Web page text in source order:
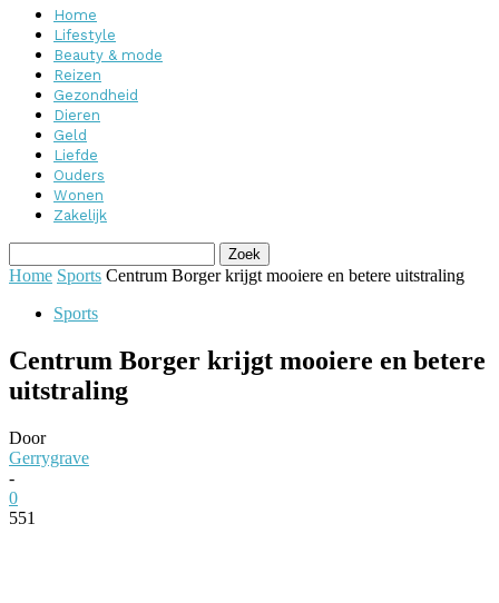
Home
Lifestyle
Beauty & mode
Reizen
Gezondheid
Dieren
Geld
Liefde
Ouders
Wonen
Zakelijk
Home Sports Centrum Borger krijgt mooiere en betere uitstraling
Sports
Centrum Borger krijgt mooiere en betere
uitstraling
Door
Gerrygrave
-
0
551